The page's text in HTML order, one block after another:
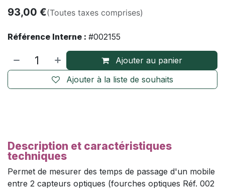
93,00 €(Toutes taxes comprises)
Référence Interne : #002155
Ajouter au panier
Ajouter à la liste de souhaits
Description et caractéristiques
techniques
Permet de mesurer des temps de passage d'un mobile
entre 2 capteurs optiques (fourches optiques Réf. 002